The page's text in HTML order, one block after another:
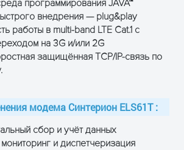
программирования JAVA™
внедрения — plug&play
работы в multi-band LTE Cat.1 с
на 3G и/или 2G
защищённая TCP/IP-связь по
модема Синтерион ELS61T :
сбор и учёт данных
и диспетчеризация
контактов
RS232-интерфейс: V.24/V.28, до
920 кбит/с,
автоопределение скорости (D-
sub 9 контактов, f)
115 x 86 x 26 (включая
коннекторы)